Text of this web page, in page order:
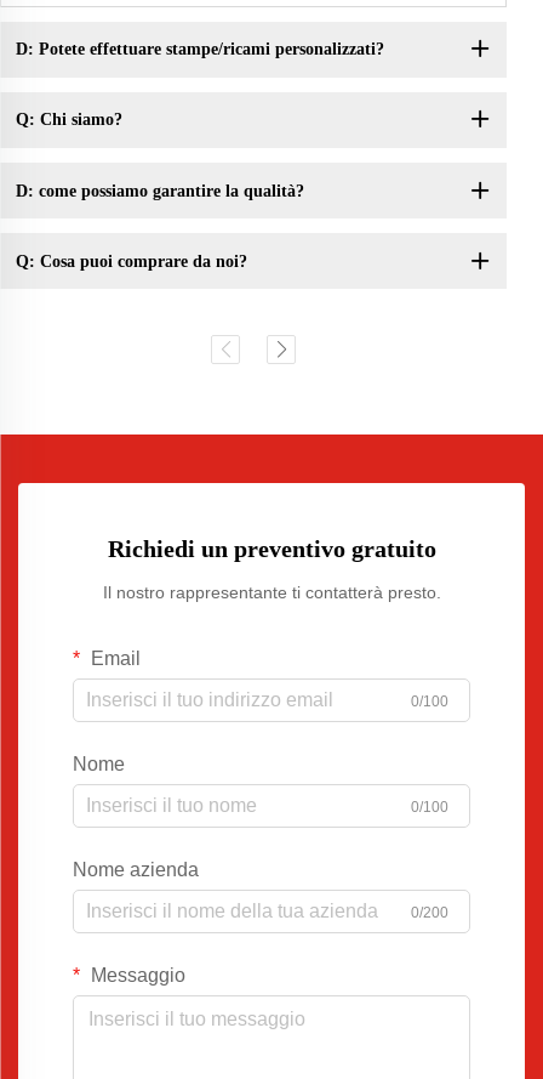
D: Potete effettuare stampe/ricami personalizzati?
Q: Chi siamo?
D: come possiamo garantire la qualità?
Q: Cosa puoi comprare da noi?
Richiedi un preventivo gratuito
Il nostro rappresentante ti contatterà presto.
Email
0/100
Nome
0/100
Nome azienda
0/200
Messaggio